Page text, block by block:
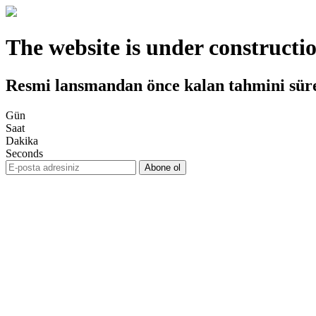
The website is under
Resmi lansmandan önce kalan tahmini
Gün
Saat
Dakika
Seconds